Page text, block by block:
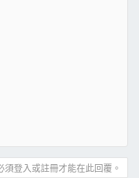
須登入或註冊才能在此回覆。